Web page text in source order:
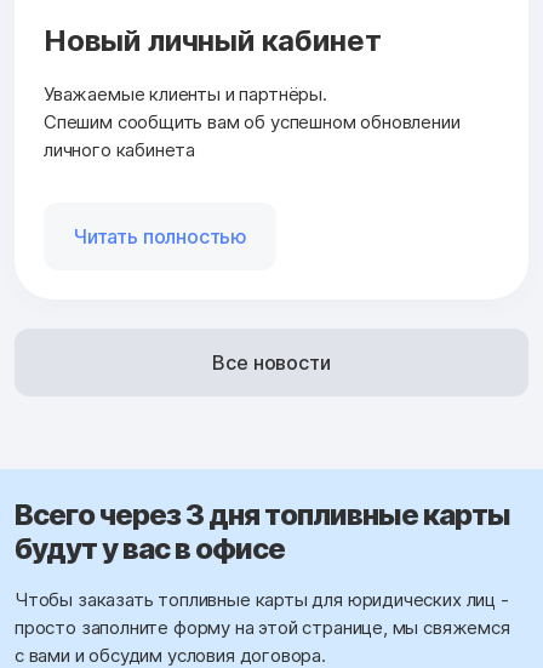
Новый личный кабинет
Уважаемые клиенты и партнёры.
Спешим сообщить вам об успешном обновлении
личного кабинета
Читать полностью
Все новости
Всего через 3 дня топливные карты
будут у вас в офисе
Чтобы заказать топливные карты для юридических лиц -
просто заполните форму на этой странице, мы свяжемся
с вами и обсудим условия договора.